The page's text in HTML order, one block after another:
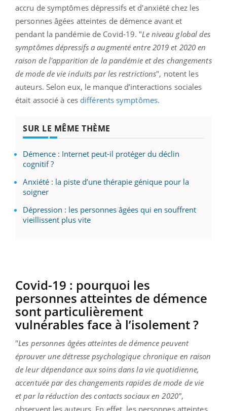
accru de symptômes dépressifs et d'anxiété chez les
personnes âgées atteintes de démence avant et
pendant la pandémie de Covid-19. "Le niveau global des
symptômes dépressifs a augmenté entre 2019 et 2020 en
raison de l'apparition de la pandémie et des changements
de mode de vie induits par les restrictions", notent les
auteurs. Selon eux, le manque d’interactions sociales
était associé à ces différents symptômes.
SUR LE MÊME THÈME
Démence : Internet peut-il protéger du déclin
cognitif ?
Anxiété : la piste d’une thérapie génique pour la
soigner
Dépression : les personnes âgées qui en souffrent
vieillissent plus vite
Covid-19 : pourquoi les
personnes atteintes de démence
sont particulièrement
vulnérables face à l’isolement ?
"Les personnes âgées atteintes de démence peuvent
éprouver une détresse psychologique chronique en raison
de leur dépendance aux soins dans la vie quotidienne,
accentuée par des changements rapides de mode de vie
et par la réduction des contacts sociaux en 2020",
observent les auteurs. En effet, les personnes atteintes